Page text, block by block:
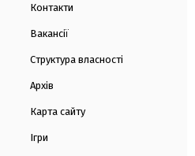
Контакти
Вакансії
Структура власності
Архів
Карта сайту
Ігри